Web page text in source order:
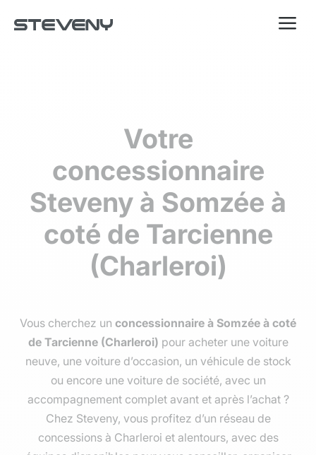
a
Votre
concessionnaire
Steveny à Somzée à
coté de Tarcienne
(Charleroi)
Vous cherchez un concessionnaire à Somzée à coté
de Tarcienne (Charleroi) pour acheter une voiture
neuve, une voiture d’occasion, un véhicule de stock
ou encore une voiture de société, avec un
accompagnement complet avant et après l’achat ?
Chez Steveny, vous profitez d’un réseau de
concessions à Charleroi et alentours, avec des